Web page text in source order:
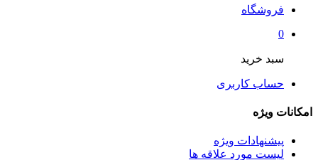
فروشگاه
0
سبد خرید
حساب کاربری
امکانات ویژه
پیشنهادات ویژه
لیست مورد علاقه ها